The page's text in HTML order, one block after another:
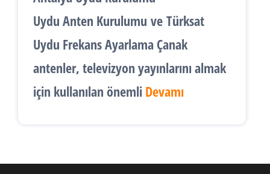
Uydu Anten Kurulumu ve Türksat
Uydu Frekans Ayarlama Çanak
antenler, televizyon yayınlarını almak
için kullanılan önemli Devamı